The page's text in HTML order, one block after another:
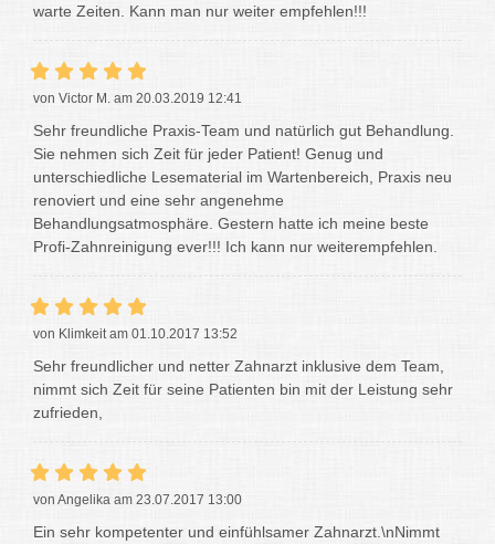
warte Zeiten. Kann man nur weiter empfehlen!!!
von Victor M. am 20.03.2019 12:41
Sehr freundliche Praxis-Team und natürlich gut Behandlung.
Sie nehmen sich Zeit für jeder Patient! Genug und
unterschiedliche Lesematerial im Wartenbereich, Praxis neu
renoviert und eine sehr angenehme
Behandlungsatmosphäre. Gestern hatte ich meine beste
Profi-Zahnreinigung ever!!! Ich kann nur weiterempfehlen.
von Klimkeit am 01.10.2017 13:52
Sehr freundlicher und netter Zahnarzt inklusive dem Team,
nimmt sich Zeit für seine Patienten bin mit der Leistung sehr
zufrieden,
von Angelika am 23.07.2017 13:00
Ein sehr kompetenter und einfühlsamer Zahnarzt.\nNimmt